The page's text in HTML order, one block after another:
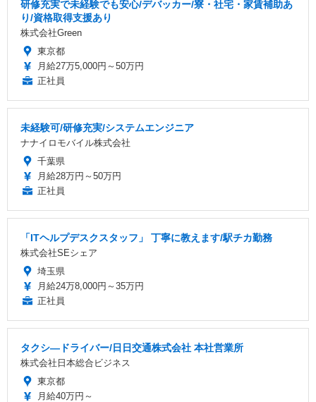
研修充実で未経験でも安心/デバッカー/寮・社宅・家賃補助あ
り/資格取得支援あり
株式会社Green
東京都
月給27万5,000円～50万円
正社員
未経験可/研修充実/システムエンジニア
ナナイロモバイル株式会社
千葉県
月給28万円～50万円
正社員
「ITヘルプデスクスタッフ」 丁寧に教えます/駅チカ勤務
株式会社SEシェア
埼玉県
月給24万8,000円～35万円
正社員
タクシ―ドライバー/日日交通株式会社 本社営業所
株式会社日本総合ビジネス
東京都
月給40万円～